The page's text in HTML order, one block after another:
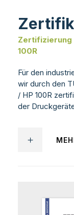
Zertifizierung
100R
Für den
wir durch den
/ HP 100R
der